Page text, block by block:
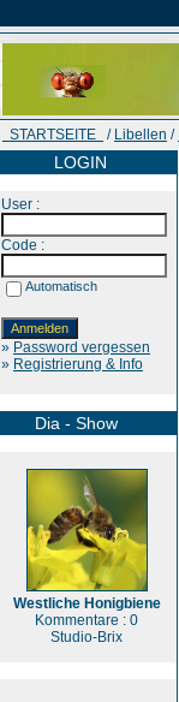
STARTSEITE / Libellen /
LOGIN
User :
Code :
Automatisch
» Password vergessen
» Registrierung & Info
Dia - Show
Westliche Honigbiene
Kommentare : 0
Studio-Brix